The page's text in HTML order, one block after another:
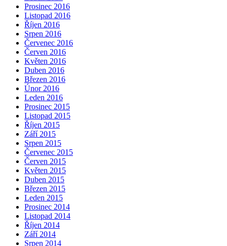
Prosinec 2016
Listopad 2016
Říjen 2016
Srpen 2016
Červenec 2016
Červen 2016
Květen 2016
Duben 2016
Březen 2016
Únor 2016
Leden 2016
Prosinec 2015
Listopad 2015
Říjen 2015
Září 2015
Srpen 2015
Červenec 2015
Červen 2015
Květen 2015
Duben 2015
Březen 2015
Leden 2015
Prosinec 2014
Listopad 2014
Říjen 2014
Září 2014
Srpen 2014